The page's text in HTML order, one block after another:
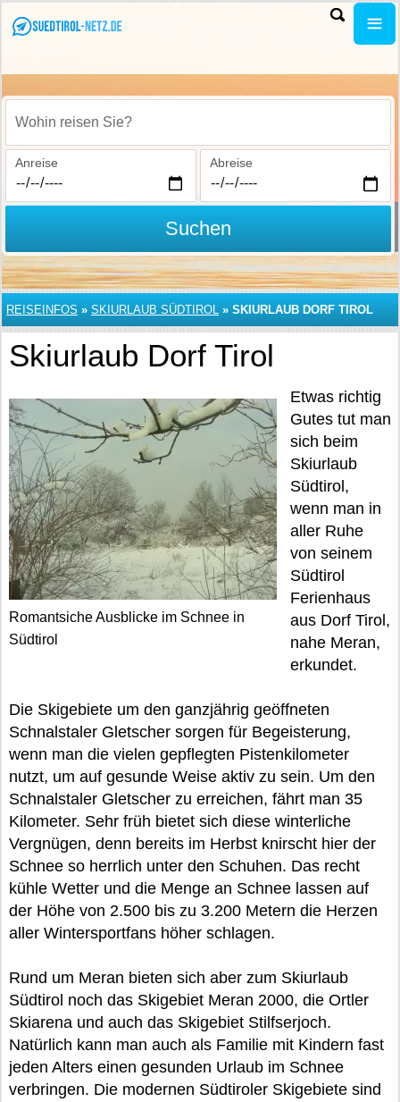
Wohin reisen Sie?
Anreise Abreise
Suchen
REISEINFOS » SKIURLAUB SÜDTIROL » SKIURLAUB DORF TIROL
Skiurlaub Dorf Tirol
Romantsiche Ausblicke im Schnee in
Südtirol
Etwas richtig
Gutes tut man
sich beim
Skiurlaub
Südtirol,
wenn man in
aller Ruhe
von seinem
Südtirol
Ferienhaus
aus Dorf Tirol,
nahe Meran,
erkundet.
Die Skigebiete um den ganzjährig geöffneten
Schnalstaler Gletscher sorgen für Begeisterung,
wenn man die vielen gepflegten Pistenkilometer
nutzt, um auf gesunde Weise aktiv zu sein. Um den
Schnalstaler Gletscher zu erreichen, fährt man 35
Kilometer. Sehr früh bietet sich diese winterliche
Vergnügen, denn bereits im Herbst knirscht hier der
Schnee so herrlich unter den Schuhen. Das recht
kühle Wetter und die Menge an Schnee lassen auf
der Höhe von 2.500 bis zu 3.200 Metern die Herzen
aller Wintersportfans höher schlagen.
Rund um Meran bieten sich aber zum Skiurlaub
Südtirol noch das Skigebiet Meran 2000, die Ortler
Skiarena und auch das Skigebiet Stilfserjoch.
Natürlich kann man auch als Familie mit Kindern fast
jeden Alters einen gesunden Urlaub im Schnee
verbringen. Die modernen Südtiroler Skigebiete sind